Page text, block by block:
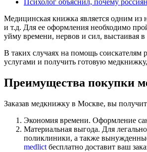
Психолог объяснил, почему
Медицинская книжка является одним из
и т.д. Для ее оформления необходимо
уйму времени, нервов и сил, выстаивая
В таких случаях на помощь
услугами и получить готовую
Преимущества покупки
Заказав медкнижку в Москве, вы
Экономия времени. Оформление
Материальная выгода. Для
поликлиники, а также
medlict бесплатно доставит ваш